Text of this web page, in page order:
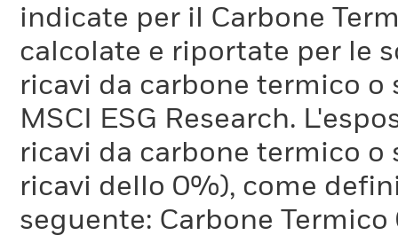
indicate per il Carbone
calcolate e riportate per le
ricavi da carbone termico
MSCI ESG Research.
ricavi da carbone termico
ricavi dello 0%), come
seguente: Carbone